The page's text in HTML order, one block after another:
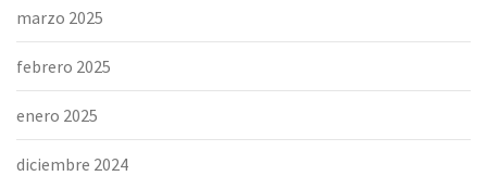
marzo 2025
febrero 2025
enero 2025
diciembre 2024